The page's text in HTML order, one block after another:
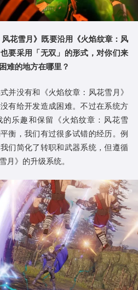
花雪月》既要沿用《火焰纹章：风
要采用「无双」的形式，对你们来
难的地方在哪里？
并没有和《火焰纹章：风花雪月》
有给开发造成困难。不过在系统方
乐趣和保留《火焰纹章：风花雪
衡，我们有过很多试错的经历。例
们简化了转职和武器系统，但遵循
月》的升级系统。